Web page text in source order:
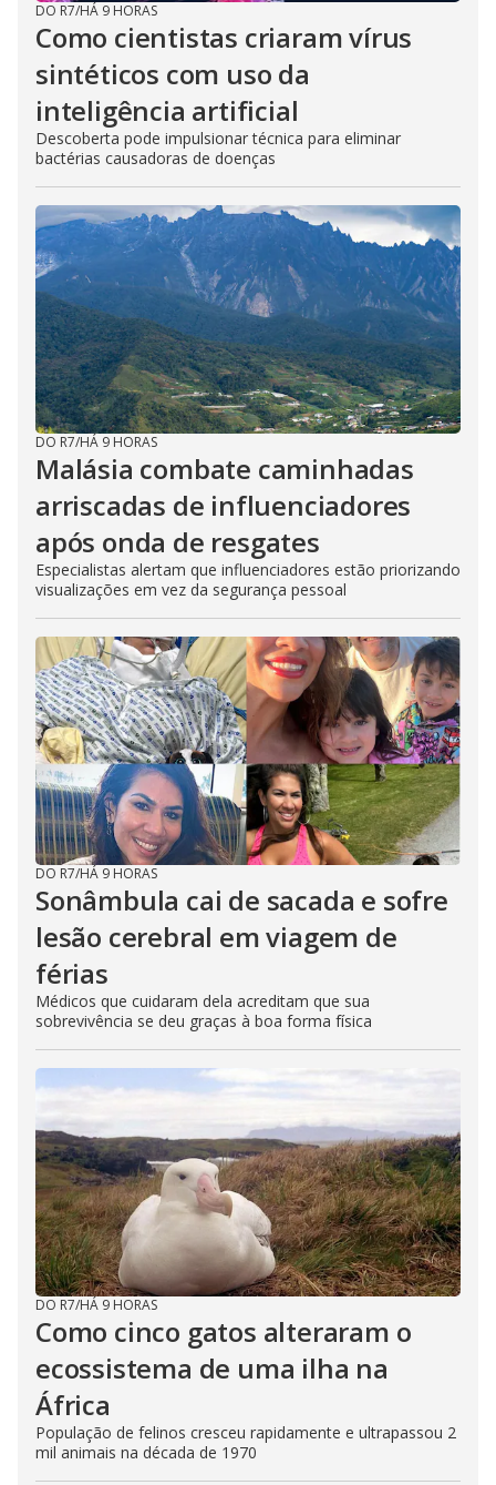
DO R7/HÁ 9 HORAS
Como cientistas criaram vírus
sintéticos com uso da
inteligência artificial
Descoberta pode impulsionar técnica para eliminar
bactérias causadoras de doenças
DO R7/HÁ 9 HORAS
Malásia combate caminhadas
arriscadas de influenciadores
após onda de resgates
Especialistas alertam que influenciadores estão priorizando
visualizações em vez da segurança pessoal
DO R7/HÁ 9 HORAS
Sonâmbula cai de sacada e sofre
lesão cerebral em viagem de
férias
Médicos que cuidaram dela acreditam que sua
sobrevivência se deu graças à boa forma física
DO R7/HÁ 9 HORAS
Como cinco gatos alteraram o
ecossistema de uma ilha na
África
População de felinos cresceu rapidamente e ultrapassou 2
mil animais na década de 1970